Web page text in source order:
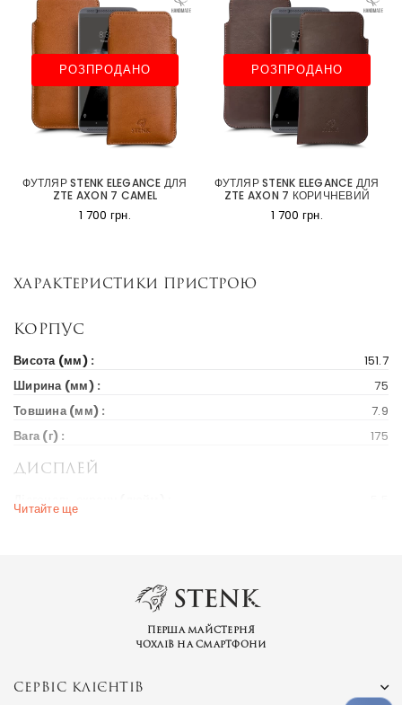
РОЗПРОДАНО
ФУТЛЯР STENK ELEGANCE ДЛЯ
ZTE AXON 7 CAMEL
1 700 грн.
РОЗПРОДАНО
ФУТЛЯР STENK ELEGANCE ДЛЯ
ZTE AXON 7 КОРИЧНЕВИЙ
1 700 грн.
Характеристики пристрою
Корпус
Висота (мм) :
151.7
Ширина (мм) :
75
Товшина (мм) :
7.9
Вага (г) :
175
Дисплей
Діагональ екрану (дюйм) :
Ціна на старті продажів :
Бренд та модель
Серія пристрою :
Читайте ще
Перша майстерня
чохлів на смартфони
СЕРВІС КЛІЄНТІВ